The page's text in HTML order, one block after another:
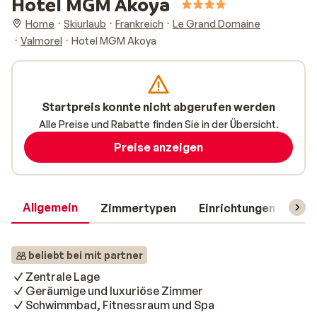
Home Skiurlaub Frankreich
Le Grand Domaine
Valmorel
Hotel MGM Akoya
Allgemein Zimmertypen Einrichtungen
beliebt bei mit partner
Zentrale Lage
Geräumige und luxuriöse Zimmer
Schwimmbad, Fitnessraum und Spa
Startpreis konnte nicht abgerufen werden
Alle Preise und Rabatte finden Sie in der Übersicht.
Preise anzeigen